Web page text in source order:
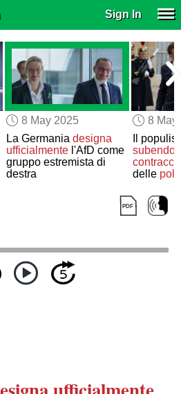
Sign In
8 May 2025
La Germania designa
ufficialmentel'AfD come
gruppo estremista di
destra
8 May
Il
subendo
delle